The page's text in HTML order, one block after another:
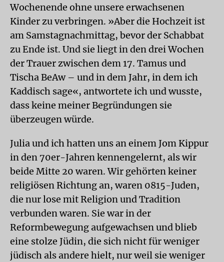
Wochenende ohne unsere erwachsenen
Kinder zu verbringen. »Aber die Hochzeit ist
am Samstagnachmittag, bevor der Schabbat
zu Ende ist. Und sie liegt in den drei Wochen
der Trauer zwischen dem 17. Tamus und
Tischa BeAw – und in dem Jahr, in dem ich
Kaddisch sage«, antwortete ich und wusste,
dass keine meiner Begründungen sie
überzeugen würde.
Julia und ich hatten uns an einem Jom Kippur
in den 70er-Jahren kennengelernt, als wir
beide Mitte 20 waren. Wir gehörten keiner
religiösen Richtung an, waren 0815-Juden,
die nur lose mit Religion und Tradition
verbunden waren. Sie war in der
Reformbewegung aufgewachsen und blieb
eine stolze Jüdin, die sich nicht für weniger
jüdisch als andere hielt, nur weil sie weniger